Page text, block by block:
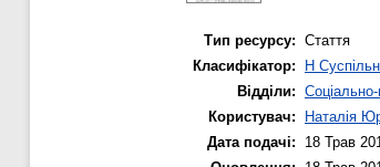
Тип ресурсу: Стаття
Класифікатор:
H
Відділи:
Користувач:
Наталія
Дата подачі:
18 Трав